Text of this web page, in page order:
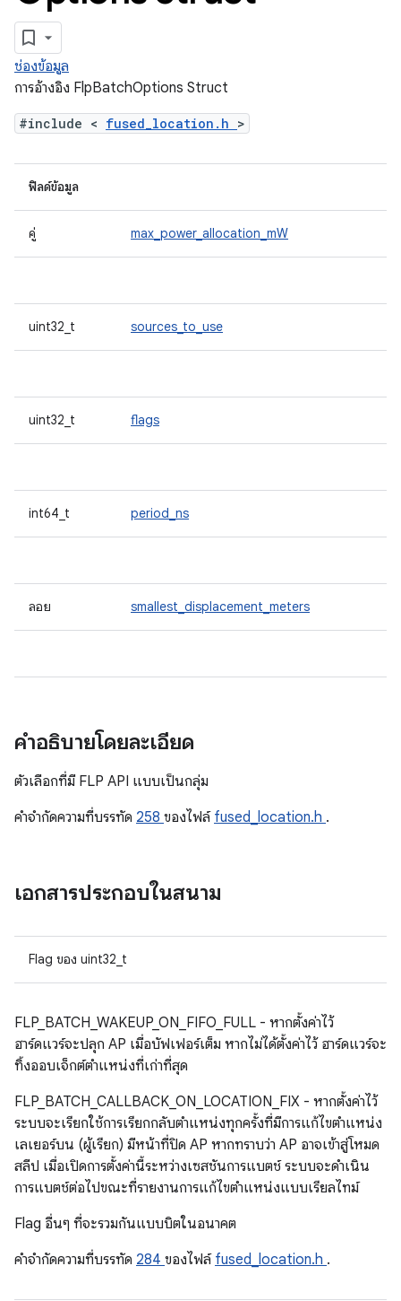
ช่องข้อมูล
การอ้างอิง FlpBatchOptions Struct
#include < fused_location.h >
ฟิลด์ข้อมูล
คู่ max_power_allocation_mW
uint32_t sources_to_use
uint32_t flags
int64_t period_ns
ลอย smallest_displacement_meters
คำอธิบายโดยละเอียด
ตัวเลือกที่มี FLP API แบบเป็นกลุ่ม
คําจํากัดความที่บรรทัด 258 ของไฟล์ fused_location.h .
เอกสารประกอบในสนาม
Flag ของ uint32_t
FLP_BATCH_WAKEUP_ON_FIFO_FULL - หากตั้งค่าไว้
ฮาร์ดแวร์จะปลุก AP เมื่อบัฟเฟอร์เต็ม หากไม่ได้ตั้งค่าไว้ ฮาร์ดแวร์จะ
ทิ้งออบเจ็กต์ตำแหน่งที่เก่าที่สุด
FLP_BATCH_CALLBACK_ON_LOCATION_FIX - หากตั้งค่าไว้
ระบบจะเรียกใช้การเรียกกลับตำแหน่งทุกครั้งที่มีการแก้ไขตำแหน่ง
เลเยอร์บน (ผู้เรียก) มีหน้าที่ปิด AP หากทราบว่า AP อาจเข้าสู่โหมด
สลีป เมื่อเปิดการตั้งค่านี้ระหว่างเซสชันการแบตช์ ระบบจะดำเนิน
การแบตช์ต่อไปขณะที่รายงานการแก้ไขตำแหน่งแบบเรียลไทม์
Flag อื่นๆ ที่จะรวมกันแบบบิตในอนาคต
คําจํากัดความที่บรรทัด 284 ของไฟล์ fused_location.h .